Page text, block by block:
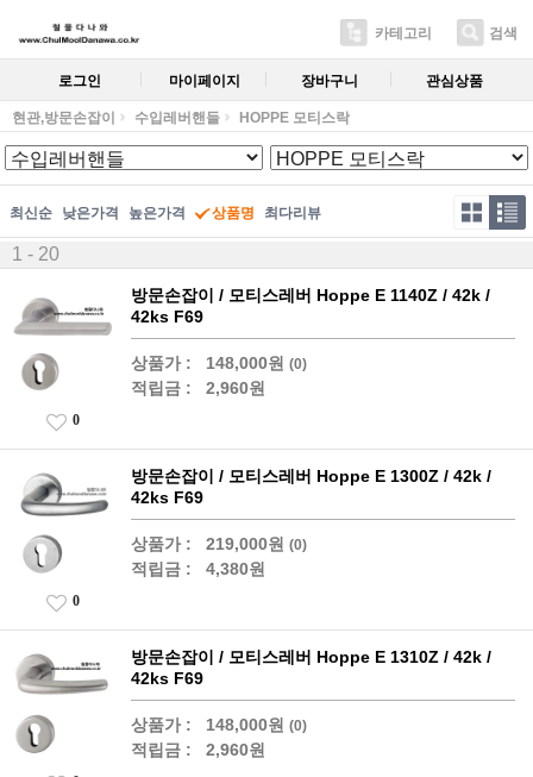
카테고리 검색
로그인 마이페이지 장바구니 관심상품
현관,방문손잡이 수입레버핸들 HOPPE 모티스락
최신순 낮은가격 높은가격 상품명 최다리뷰
1 - 20
방문손잡이 / 모티스레버 Hoppe E 1140Z / 42k /
42ks F69
상품가 : 148,000원 (0)
적립금 : 2,960원
0
방문손잡이 / 모티스레버 Hoppe E 1300Z / 42k /
42ks F69
상품가 : 219,000원 (0)
적립금 : 4,380원
0
방문손잡이 / 모티스레버 Hoppe E 1310Z / 42k /
42ks F69
상품가 : 148,000원 (0)
적립금 : 2,960원